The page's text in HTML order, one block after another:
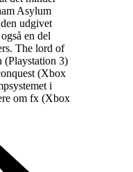
Asylum
udgivet
en del
The lord of
(Playstation 3)
(Xbox
i
om fx (Xbox